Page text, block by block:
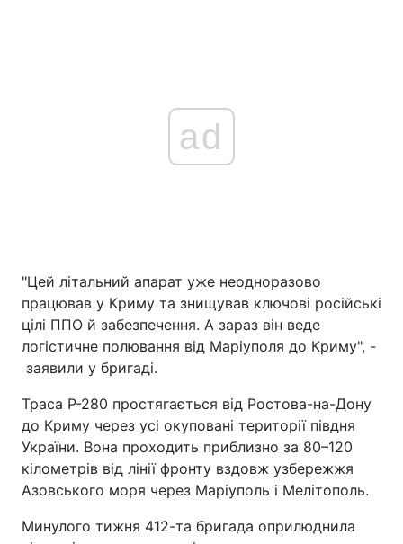
ad
"Цей літальний апарат уже неодноразово
працював у Криму та знищував ключові російські
цілі ППО й забезпечення. А зараз він веде
логістичне полювання від Маріуполя до Криму", -
заявили у бригаді.
Траса Р-280 простягається від Ростова-на-Дону
до Криму через усі окуповані території півдня
України. Вона проходить приблизно за 80–120
кілометрів від лінії фронту вздовж узбережжя
Азовського моря через Маріуполь і Мелітополь.
Минулого тижня 412-та бригада оприлюднила